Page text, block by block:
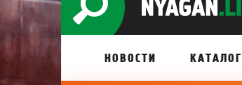
НОВОСТИ КАТАЛОГ